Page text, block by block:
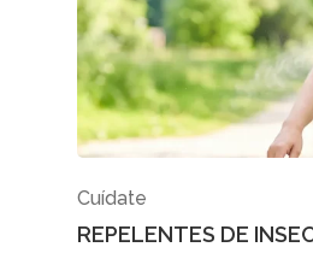
Cuídate
REPELENTES DE